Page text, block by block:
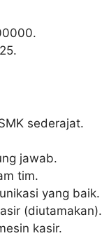
.
sederajat.
jawab.
tim.
yang baik.
(diutamakan).
kasir.